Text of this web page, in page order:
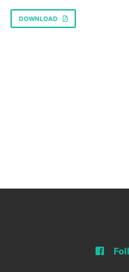
DOWNLOAD